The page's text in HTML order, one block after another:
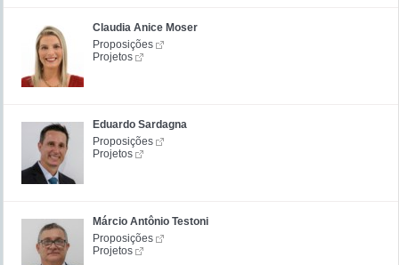
Claudia Anice Moser
Proposições
Projetos
Eduardo Sardagna
Proposições
Projetos
Márcio Antônio Testoni
Proposições
Projetos